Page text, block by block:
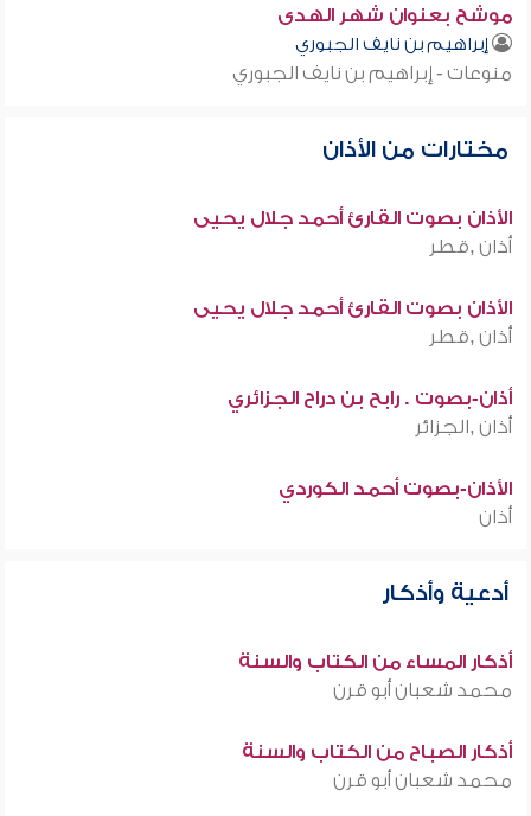
موشح بعنوان شهر الهدى
إبراهيم بن نايف الجبوري
منوعات - إبراهيم بن نايف الجبوري
مختارات من الأذان
الأذان بصوت القارئ أحمد جلال يحيى
أذان ,قطر
الأذان بصوت القارئ أحمد جلال يحيى
أذان ,قطر
أذان-بصوت . رابح بن دراح الجزائري
أذان ,الجزائر
الأذان-بصوت أحمد الكوردي
أذان
أدعية وأذكار
أذكار المساء من الكتاب والسنة
محمد شعبان أبو قرن
أذكار الصباح من الكتاب والسنة
محمد شعبان أبو قرن